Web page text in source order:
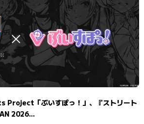
「ぶいすぽっ！」、『ストリート
2026...